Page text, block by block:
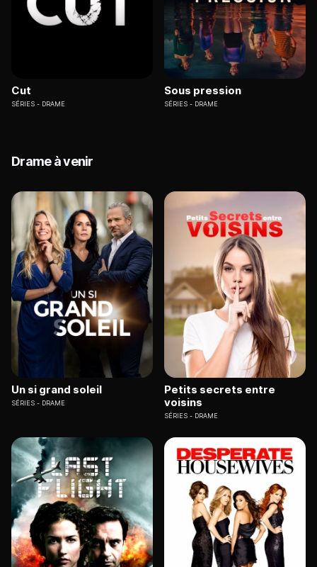
Cut
SÉRIES DRAME
Sous pression
SÉRIES DRAME
Drame à venir
Un si grand soleil
SÉRIES DRAME
Petits secrets entre
voisins
SÉRIES DRAME